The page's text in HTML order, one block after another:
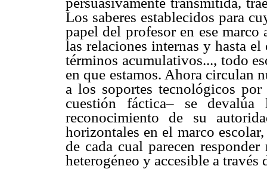
Los saberes establecidos para
papel del profesor en ese
las relaciones internas y hasta
términos acumulativos..., todo
en que estamos. Ahora circulan
a los soportes tecnológicos
cuestión fáctica– se
reconocimiento de su
horizontales en el marco
de cada cual parecen
heterogéneo y accesible a través